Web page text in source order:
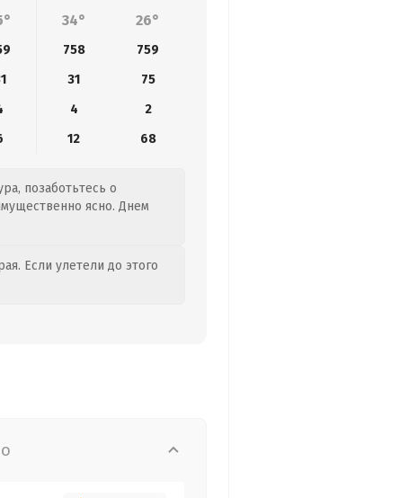
34° 26°
758
759
31
75
4
2
12 68
позаботьтесь о
ясно. Днем
Если улетели до этого